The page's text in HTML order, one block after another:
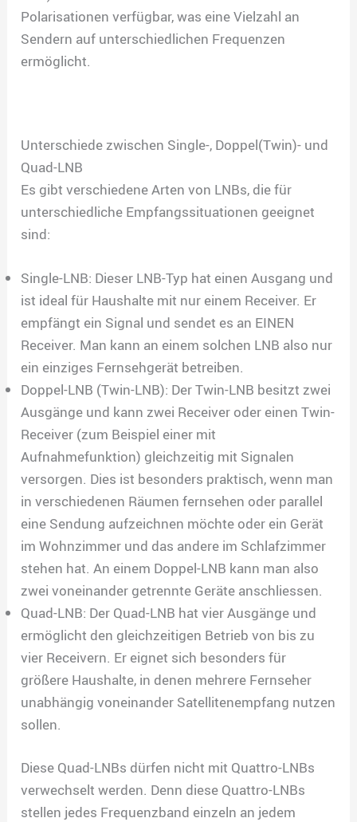
Polarisationen verfügbar, was eine Vielzahl an
Sendern auf unterschiedlichen Frequenzen
ermöglicht.
Unterschiede zwischen Single-, Doppel(Twin)- und
Quad-LNB
Es gibt verschiedene Arten von LNBs, die für
unterschiedliche Empfangssituationen geeignet
sind:
Single-LNB: Dieser LNB-Typ hat einen Ausgang und
ist ideal für Haushalte mit nur einem Receiver. Er
empfängt ein Signal und sendet es an EINEN
Receiver. Man kann an einem solchen LNB also nur
ein einziges Fernsehgerät betreiben.
Doppel-LNB (Twin-LNB): Der Twin-LNB besitzt zwei
Ausgänge und kann zwei Receiver oder einen Twin-
Receiver (zum Beispiel einer mit
Aufnahmefunktion) gleichzeitig mit Signalen
versorgen. Dies ist besonders praktisch, wenn man
in verschiedenen Räumen fernsehen oder parallel
eine Sendung aufzeichnen möchte oder ein Gerät
im Wohnzimmer und das andere im Schlafzimmer
stehen hat. An einem Doppel-LNB kann man also
zwei voneinander getrennte Geräte anschliessen.
Quad-LNB: Der Quad-LNB hat vier Ausgänge und
ermöglicht den gleichzeitigen Betrieb von bis zu
vier Receivern. Er eignet sich besonders für
größere Haushalte, in denen mehrere Fernseher
unabhängig voneinander Satellitenempfang nutzen
sollen.
Diese Quad-LNBs dürfen nicht mit Quattro-LNBs
verwechselt werden. Denn diese Quattro-LNBs
stellen jedes Frequenzband einzeln an jedem